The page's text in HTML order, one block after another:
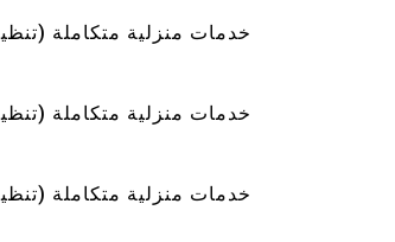
خدمات منزلية متكاملة
خدمات منزلية متكاملة
خدمات منزلية متكاملة